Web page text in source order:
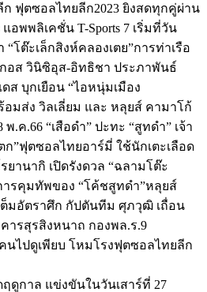
ฟุตซอลไทยลีก2023 ยิงสดทุกคู่ผ่าน
แอพพลิเคชั่น T-Sports 7 เริ่มที่วัน
“โต๊ะเล็กสิงห์คลองเตย”การท่าเรือ
อส วินิซิอุส-อิทธิชา ประภาพันธ์
ส บุกเยือน “ไอหนุ่มเมือง
มส่ง วิลเลี่ยม และ หลุยส์ คามาโก้
.ค.66 “เสือดำ” ปะทะ “สูทดำ” เจ้า
”ฟุตซอลไทยอาร์มี่ ใช้นักเตะเลือด
านากิ เปิดรังดวล “ฉลามโต๊ะ
ารคุมทัพของ “โค้ชสูทดำ”หลุยส์
มอัตราศึก กัปตันทีม ศุภวุฒิ เถื่อน
ารสุรสิงหนาถ กองพล.ร.9
ไปดูเพียบ โหมโรงฟุตซอลไทยลีก
ดูกาล แข่งขันในวันเสาร์ที่ 27